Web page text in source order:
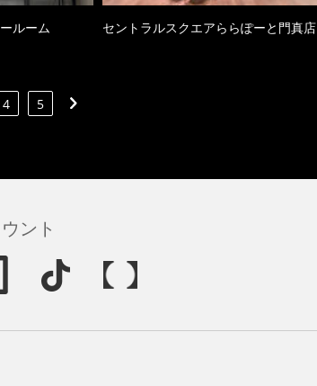
ルーム セントラルスクエアららぽーと門真店
4 5
ント